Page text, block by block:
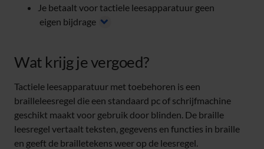
Je betaalt voor tactiele leesapparatuur geen
eigen bijdrage
Wat krijg je vergoed?
Tactiele leesapparatuur met toebehoren is een
brailleleesregel die een standaard pc of schrijfmachine
geschikt maakt voor gebruik door blinden. De braille
leesregel vertaalt teksten, gegevens en functies in braille
en geeft de brailletekens weer op de leesregel.